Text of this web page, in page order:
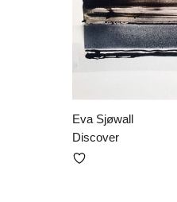
Eva Sjøwall
Discover